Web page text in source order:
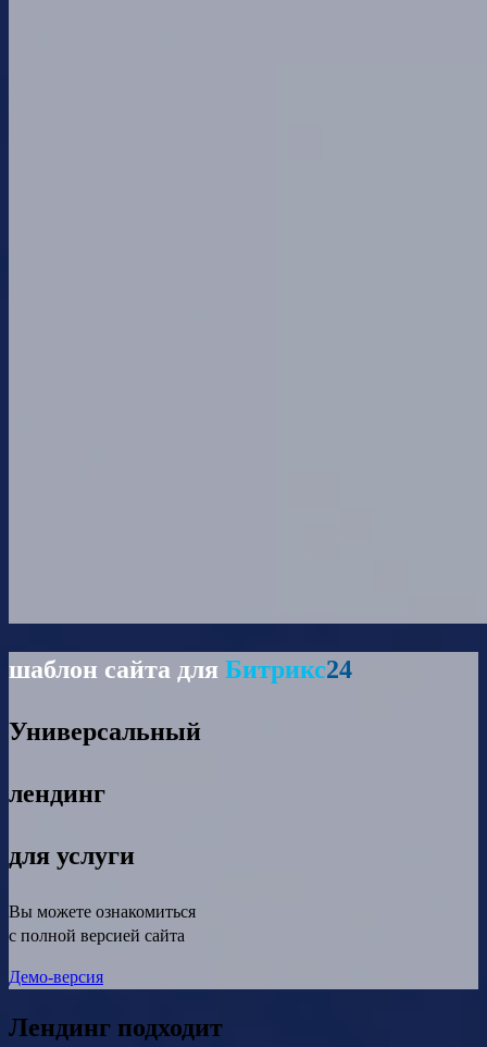
шаблон сайта для Битрикс24
Универсальный
лендинг
для услуги
Вы можете ознакомиться
с полной версией сайта
Демо-версия
Лендинг подходит